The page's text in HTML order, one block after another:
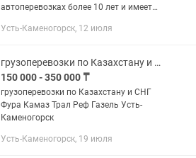
автоперевозках более 10 лет и имеет
Предоставляем все виды документов.
Усть-Каменогорск, 12 июля
грузоперевозки по Казахстану и СНГ Фура Камаз Трал Реф
150 000 - 350 000 ₸
грузоперевозки по Казахстану и СНГ
Фура Камаз Трал Реф Газель Усть-
Каменогорск
Усть-Каменогорск, 19 июля